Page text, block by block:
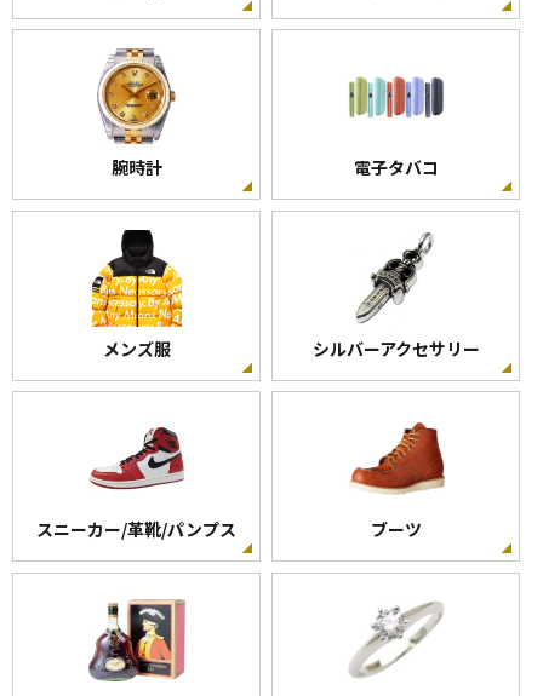
腕時計 電子タバコ
メンズ服 シルバーアクセサリー
スニーカー/革靴/パンプス ブーツ